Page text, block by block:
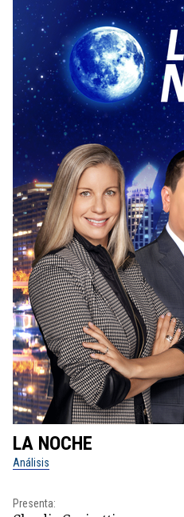
LA NOCHE
Análisis
Presenta: